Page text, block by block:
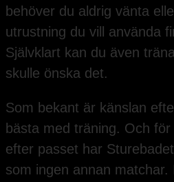
behöver du aldrig vänta
utrustning du vill använda
Självklart kan du även
skulle önska det.
Som bekant är känslan
bästa med träning. Och
efter passet har
som ingen annan matchar.